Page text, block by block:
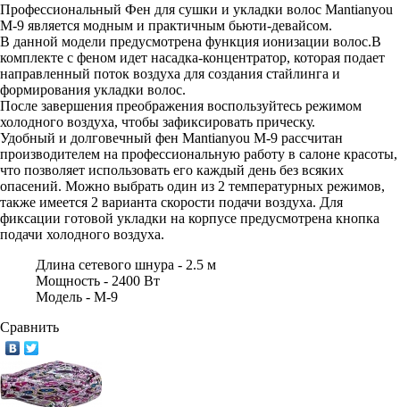
Профессиональный Фен для сушки и укладки волос Mantianyou
М-9 является модным и практичным бьюти-девайсом.
В данной модели предусмотрена функция ионизации волос.В
комплекте с феном идет насадка-концентратор, которая подает
направленный поток воздуха для создания стайлинга и
формирования укладки волос.
После завершения преображения воспользуйтесь режимом
холодного воздуха, чтобы зафиксировать прическу.
Удобный и долговечный фен Mantianyou M-9 рассчитан
производителем на профессиональную работу в салоне красоты,
что позволяет использовать его каждый день без всяких
опасений. Можно выбрать один из 2 температурных режимов,
также имеется 2 варианта скорости подачи воздуха. Для
фиксации готовой укладки на корпусе предусмотрена кнопка
подачи холодного воздуха.
Длина сетевого шнура - 2.5 м
Мощность - 2400 Вт
Модель - М-9
Сравнить